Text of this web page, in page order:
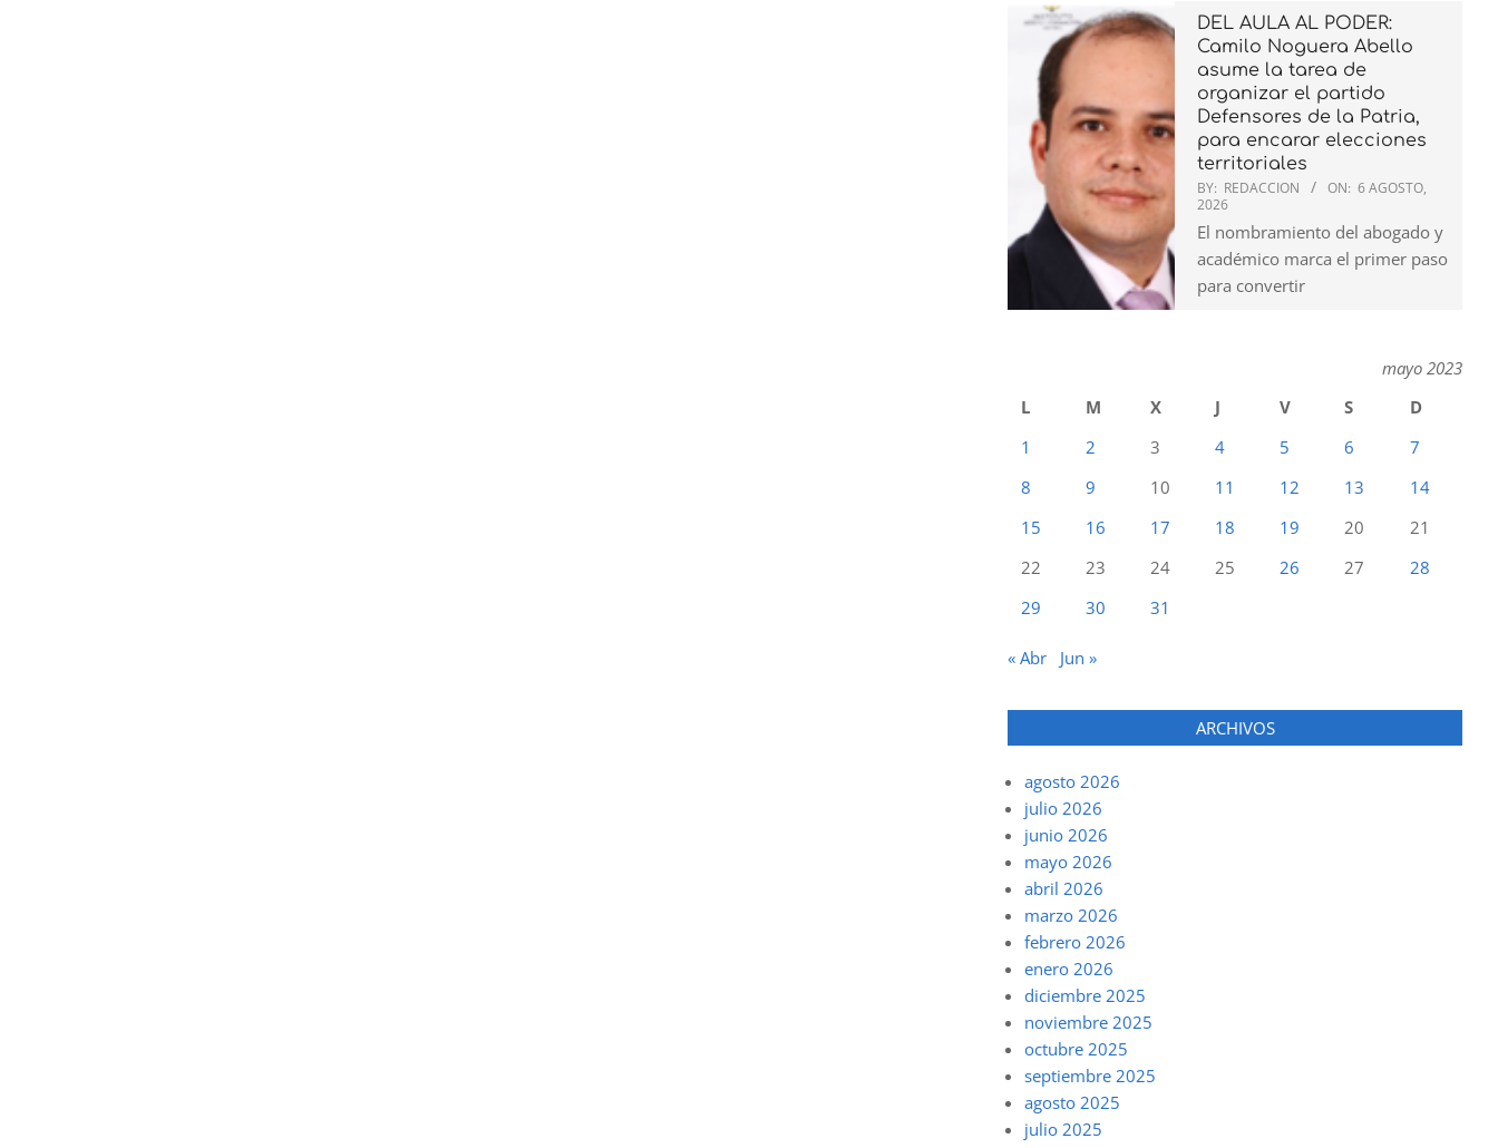
DEL AULA AL PODER:
Camilo Noguera Abello
asume la tarea de
organizar el partido
Defensores de la Patria,
para encarar elecciones
territoriales
BY: REDACCION ON: 6 AGOSTO,
2026
El nombramiento del abogado y
académico marca el primer paso
para convertir
mayo 2023
L
M X J V S
D
1
2 3 4 5 6
7
8
9 10 11 12 13
14
15
16 17 18 19 20
21
22
23 24 25 26 27
28
29
30 31
« Abr Jun »
ARCHIVOS
agosto 2026
julio 2026
junio 2026
mayo 2026
abril 2026
marzo 2026
febrero 2026
enero 2026
diciembre 2025
noviembre 2025
octubre 2025
septiembre 2025
agosto 2025
julio 2025